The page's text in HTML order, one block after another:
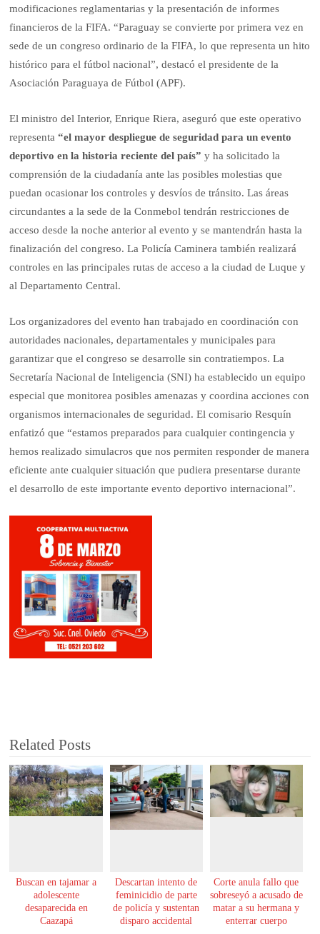
modificaciones reglamentarias y la presentación de informes
financieros de la FIFA. “Paraguay se convierte por primera vez en
sede de un congreso ordinario de la FIFA, lo que representa un hito
histórico para el fútbol nacional”, destacó el presidente de la
Asociación Paraguaya de Fútbol (APF).
El ministro del Interior, Enrique Riera, aseguró que este operativo
representa“el mayor despliegue de seguridad para un evento
deportivo en la historia reciente del país” y ha solicitado la
comprensión de la ciudadanía ante las posibles molestias que
puedan ocasionar los controles y desvíos de tránsito. Las áreas
circundantes a la sede de la Conmebol tendrán restricciones de
acceso desde la noche anterior al evento y se mantendrán hasta la
finalización del congreso. La Policía Caminera también realizará
controles en las principales rutas de acceso a la ciudad de Luque y
al Departamento Central.
Los organizadores del evento han trabajado en coordinación con
autoridades nacionales, departamentales y municipales para
garantizar que el congreso se desarrolle sin contratiempos. La
Secretaría Nacional de Inteligencia (SNI) ha establecido un equipo
especial que monitorea posibles amenazas y coordina acciones con
organismos internacionales de seguridad. El comisario Resquín
enfatizó que “estamos preparados para cualquier contingencia y
hemos realizado simulacros que nos permiten responder de manera
eficiente ante cualquier situación que pudiera presentarse durante
el desarrollo de este importante evento deportivo internacional”.
Related Posts
Buscan en tajamar a
adolescente
desaparecida en
Caazapá
Descartan intento de
feminicidio de parte
de policía y sustentan
disparo accidental
Corte anula fallo que
sobreseyó a acusado de
matar a su hermana y
enterrar cuerpo